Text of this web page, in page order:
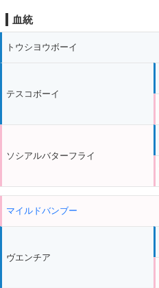
血統
トウシヨウボーイ
テスコボーイ
ソシアルバターフライ
マイルドバンブー
ヴエンチア